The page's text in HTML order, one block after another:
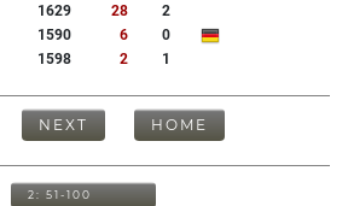
1629 28
2
1590 6
0
1598 2 1
NEXT HOME
2: 51-100